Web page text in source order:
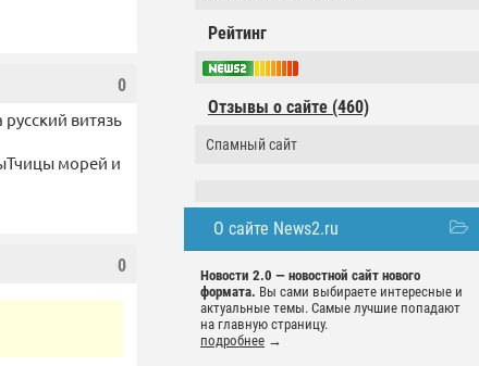
Рейтинг
Отзывы о сайте (460)
Спамный сайт
О сайте News2.ru
Новости 2.0 — новостной сайт нового
формата. Вы сами выбираете интересные и
актуальные темы. Самые лучшие попадают
на главную страницу.
подробнее →
0
витязь
морей и
0